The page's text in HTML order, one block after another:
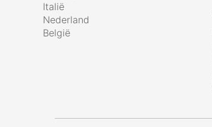
Italië
Nederland
België